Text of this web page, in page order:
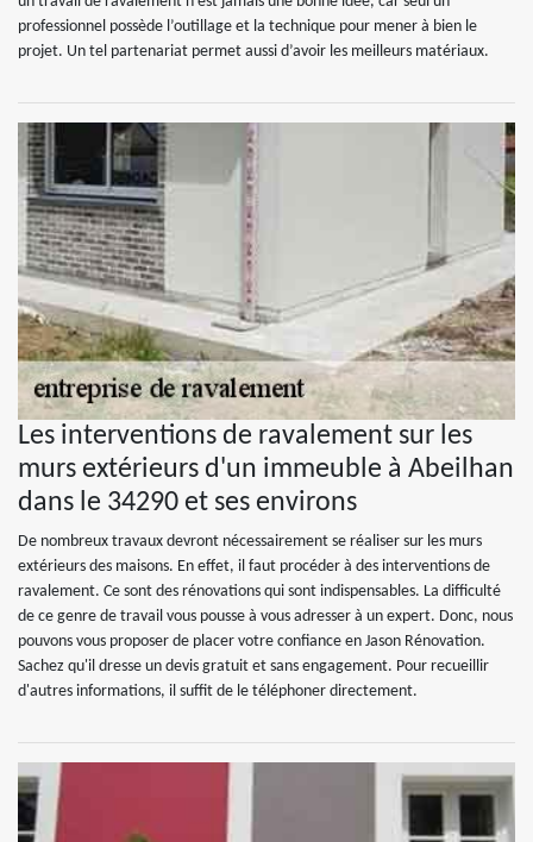
professionnel possède l’outillage et la technique pour mener à bien le
projet. Un tel partenariat permet aussi d’avoir les meilleurs matériaux.
Les interventions de ravalement sur les
murs extérieurs d'un immeuble à Abeilhan
dans le 34290 et ses environs
De nombreux travaux devront nécessairement se réaliser sur les murs
extérieurs des maisons. En effet, il faut procéder à des interventions de
ravalement. Ce sont des rénovations qui sont indispensables. La difficulté
de ce genre de travail vous pousse à vous adresser à un expert. Donc, nous
pouvons vous proposer de placer votre confiance en Jason Rénovation.
Sachez qu'il dresse un devis gratuit et sans engagement. Pour recueillir
d'autres informations, il suffit de le téléphoner directement.